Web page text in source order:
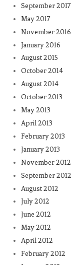
September 2017
May 2017
November 2016
January 2016
August 2015
October 2014
August 2014
October 2013
May 2013
April 2013
February 2013
January 2013
November 2012
September 2012
August 2012
July 2012
June 2012
May 2012
April 2012
February 2012